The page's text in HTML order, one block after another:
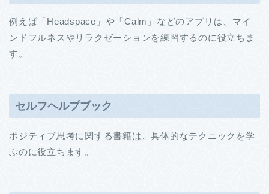
例えば「Headspace」や「Calm」などのアプリは、マイ
ンドフルネスやリラクゼーションを練習するのに役立ちま
す。
セルフヘルプブック
ポジティブ思考に関する書籍は、具体的なテクニックを学
ぶのに役立ちます。